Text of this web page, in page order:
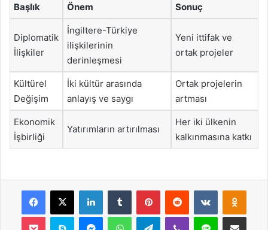
Başlık Önem Sonuç
Diplomatik
İlişkiler
İngiltere-Türkiye
ilişkilerinin
derinleşmesi
Yeni ittifak ve
ortak projeler
Kültürel
Değişim
İki kültür arasında
anlayış ve saygı
Ortak projelerin
artması
Ekonomik
İşbirliği
Yatırımların artırılması
Her iki ülkenin
kalkınmasına katkı
Facebook
X LinkedInTumblr PinterestReddit VKontakte
Pocket Skype MessengerWhatsAppTelegramViber Line E-Posta ile